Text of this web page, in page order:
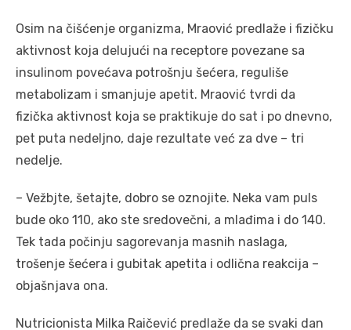
Osim na čišćenje organizma, Mraović predlaže i fizičku
aktivnost koja delujući na receptore povezane sa
insulinom povećava potrošnju šećera, reguliše
metabolizam i smanjuje apetit. Mraović tvrdi da
fizička aktivnost koja se praktikuje do sat i po dnevno,
pet puta nedeljno, daje rezultate već za dve – tri
nedelje.
– Vežbjte, šetajte, dobro se oznojite. Neka vam puls
bude oko 110, ako ste sredovečni, a mlađima i do 140.
Tek tada počinju sagorevanja masnih naslaga,
trošenje šećera i gubitak apetita i odlična reakcija –
objašnjava ona.
Nutricionista Milka Raičević predlaže da se svaki dan